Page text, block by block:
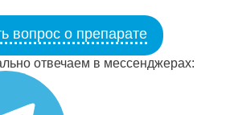
вопрос о препарате
отвечаем в мессенджерах: